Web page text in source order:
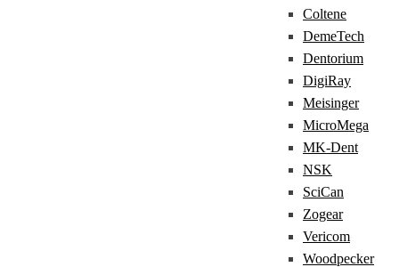
Coltene
DemeTech
Dentorium
DigiRay
Meisinger
MicroMega
MK-Dent
NSK
SciCan
Zogear
Vericom
Woodpecker